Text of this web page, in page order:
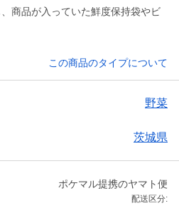
商品が入っていた鮮度保持袋やビ
この商品のタイプについて
野菜
茨城県
ポケマル提携のヤマト便
配送区分: